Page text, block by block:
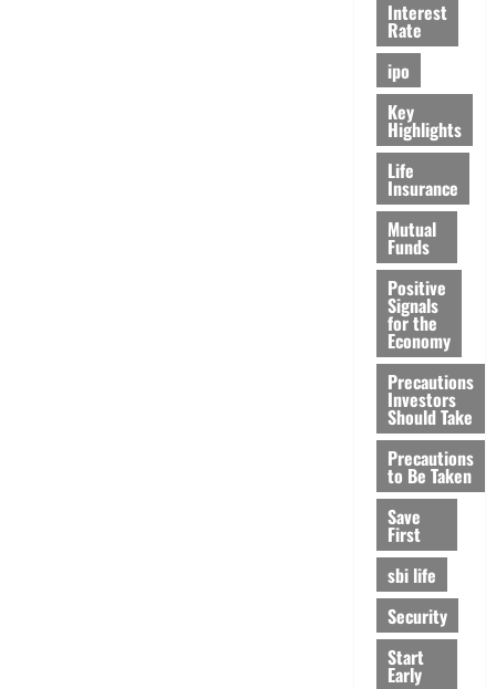
Interest
Rate
ipo
Key
Highlights
Life
Insurance
Mutual
Funds
Positive
Signals
for the
Economy
Precautions
Investors
Should Take
Precautions
to Be Taken
Save
First
sbi life
Security
Start
Early